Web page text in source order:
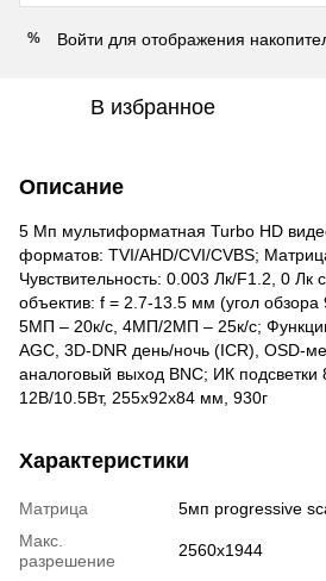
% Войти для отображения
В избранное
Описание
5 Мп мультиформатная Turbo HD
форматов: TVI/AHD/CVI/CVBS;
Чувствительность: 0.003 Лк/F1.2, 0
объектив: f = 2.7-13.5 мм (угол обзора
5МП – 20к/с, 4МП/2МП – 25к/с;
AGC, 3D-DNR день/ночь (ICR), OSD-
аналоговый выход BNC; ИК подсветки
12В/10.5Вт, 255x92x84 мм, 930г
Характеристики
Матрица
5мп progressive
Макс.
разрешение
2560х1944